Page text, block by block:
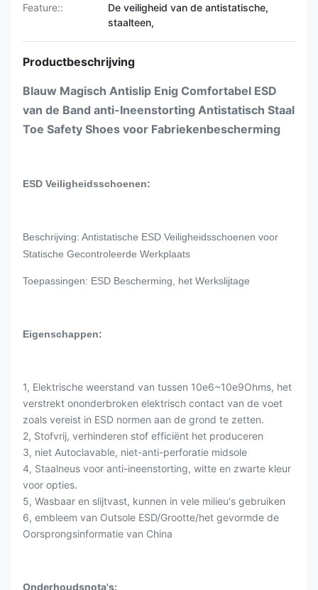
Feature::
De veiligheid van de antistatische,
staalteen,
Productbeschrijving
Blauw Magisch Antislip Enig Comfortabel ESD
van de Band anti-Ineenstorting Antistatisch Staal
Toe Safety Shoes voor Fabriekenbescherming
ESD Veiligheidsschoenen:
Beschrijving: Antistatische ESD Veiligheidsschoenen voor
Statische Gecontroleerde Werkplaats
Toepassingen: ESD Bescherming, het Werkslijtage
Eigenschappen:
1, Elektrische weerstand van tussen 10e6~10e9Ohms, het
verstrekt ononderbroken elektrisch contact van de voet
zoals vereist in ESD normen aan de grond te zetten.
2, Stofvrij, verhinderen stof efficiënt het produceren
3, niet Autoclavable, niet-anti-perforatie midsole
4, Staalneus voor anti-ineenstorting, witte en zwarte kleur
voor opties.
5, Wasbaar en slijtvast, kunnen in vele milieu's gebruiken
6, embleem van Outsole ESD/Grootte/het gevormde de
Oorsprongsinformatie van China
Onderhoudsnota's: